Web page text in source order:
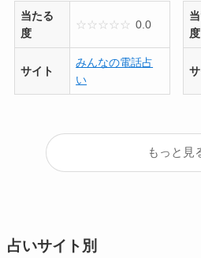
当たる
度
☆ ☆ ☆ ☆ ☆ 0.0
サイト
みんなの電話占
い
度
もっと見
占いサイト別